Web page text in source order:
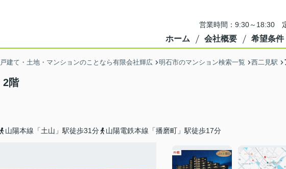
営業時間：9:30～18:30
ホーム 会社概要 希望条件
建て・土地・マンションのことなら有限会社輝広 明石市のマンション検索一覧 西二見駅
2階
山陽本線「土山」駅徒歩31分 山陽電鉄本線「播磨町」駅徒歩17分